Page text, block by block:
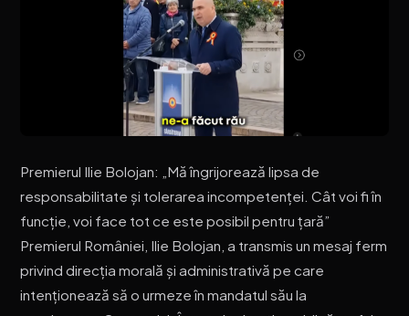
Premierul Ilie Bolojan: „Mă îngrijorează lipsa de
responsabilitate și tolerarea incompetenței. Cât voi fi în
funcție, voi face tot ce este posibil pentru țară”
Premierul României, Ilie Bolojan, a transmis un mesaj ferm
privind direcția morală și administrativă pe care
intenționează să o urmeze în mandatul său la